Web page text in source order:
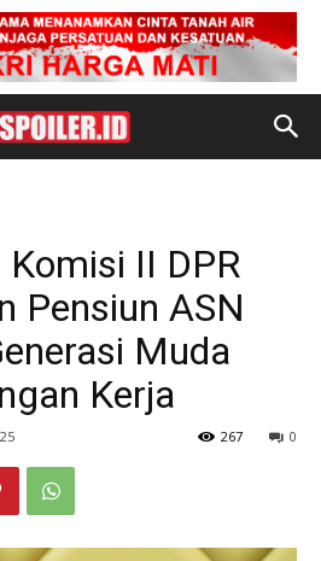
II DPR
Pensiun ASN
Muda
Kerja
0
267